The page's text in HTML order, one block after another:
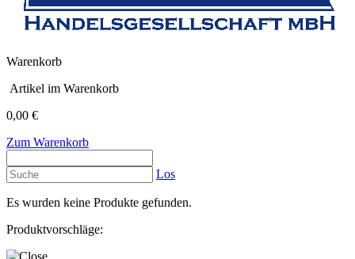
Warenkorb
Artikel im Warenkorb
0,00 €
Zum Warenkorb
Los
Es wurden keine Produkte gefunden.
Produktvorschläge: